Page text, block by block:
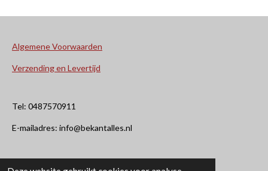
Algemene Voorwaarden
Verzending en Levertijd
Tel: 0487570911
E-mailadres: info@bekantalles.nl
Rooysestraat 4